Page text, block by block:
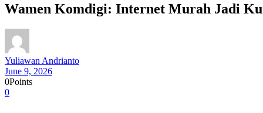
Wamen Komdigi: Internet Murah Jadi
Yuliawan Andrianto
June 9, 2026
0Points
0